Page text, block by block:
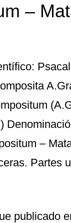
–
–
Partes
publicado